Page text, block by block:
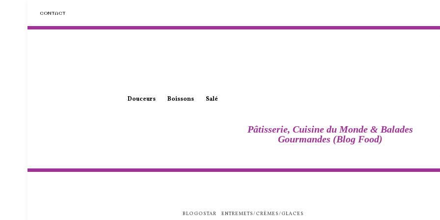
CONTACT
Douceurs Boissons Salé
Pâtisserie, Cuisine du Monde & Balades
Gourmandes (Blog Food)
BLOGOSTAR ENTREMETS/CRÈMES/GLACES